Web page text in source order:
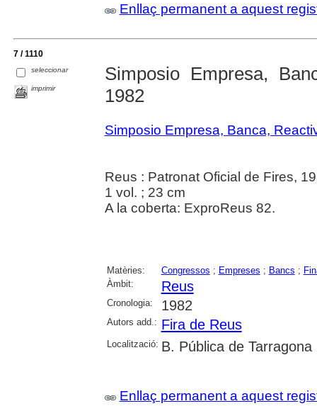
Enllaç permanent a aquest
7 / 1110
seleccionar
imprimir
Simposio Empresa,
1982
Simposio Empresa, Banca,
Reus : Patronat Oficial de Fires,
1 vol. ; 23 cm
A la coberta: ExproReus 82.
Matèries: Congressos ; Empreses ; Bancs ;
Àmbit:
Reus
Cronologia: 1982
Autors add.: Fira de Reus
Localització: B. Pública de Tarragona
Enllaç permanent a aquest